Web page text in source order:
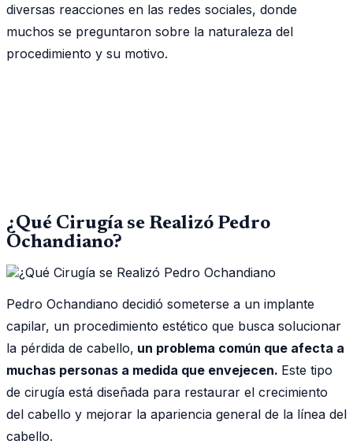
diversas reacciones en las redes sociales, donde
muchos se preguntaron sobre la naturaleza del
procedimiento y su motivo.
¿Qué Cirugía se Realizó Pedro
Ochandiano?
Pedro Ochandiano decidió someterse a un implante
capilar, un procedimiento estético que busca solucionar
la pérdida de cabello, un problema común que afecta a
muchas personas a medida que envejecen. Este tipo
de cirugía está diseñada para restaurar el crecimiento
del cabello y mejorar la apariencia general de la línea del
cabello.